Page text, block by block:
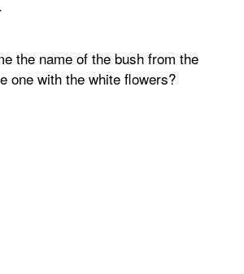
the name of the bush from the
one with the white flowers?